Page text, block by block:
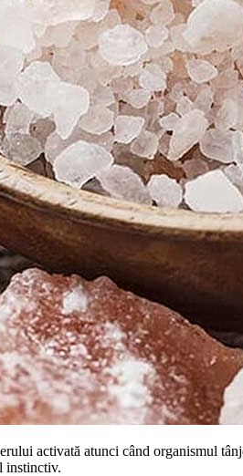
activată atunci când organismul
instinctiv.